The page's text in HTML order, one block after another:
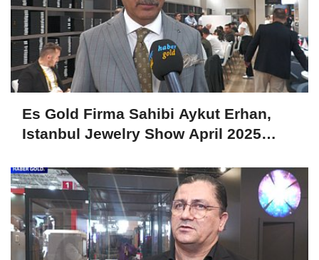
Es Gold Firma Sahibi Aykut Erhan,
Istanbul Jewelry Show April 2025